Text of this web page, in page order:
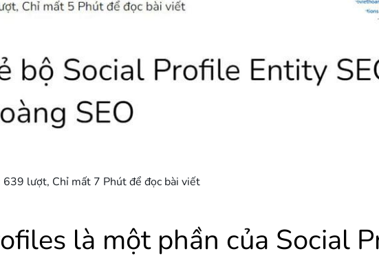
639 lượt, Chỉ mất 7 Phút để đọc bài viết
là một phần của Social